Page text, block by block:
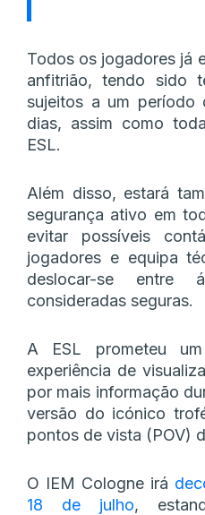
Todos os jogadores já
anfitrião, tendo sido
sujeitos a um período
dias, assim como
ESL.
Além disso, estará
segurança ativo em
evitar possíveis
jogadores e equipa
deslocar-se entre
consideradas seguras.
A ESL prometeu
experiência de
por mais informação
versão do icónico
pontos de vista (POV)
O IEM Cologne irá
18 de julho,